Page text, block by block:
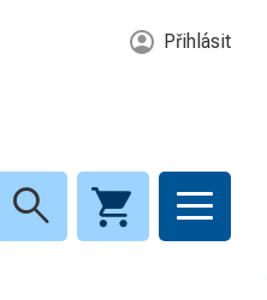
Přihlásit
search 3
a ochranné
8
materiál a